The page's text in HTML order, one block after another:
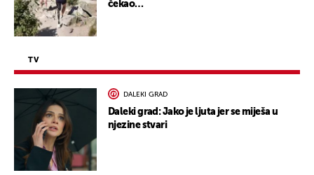
čekao…
TV
DALEKI GRAD
Daleki grad: Jako je ljuta jer se miješa u
njezine stvari